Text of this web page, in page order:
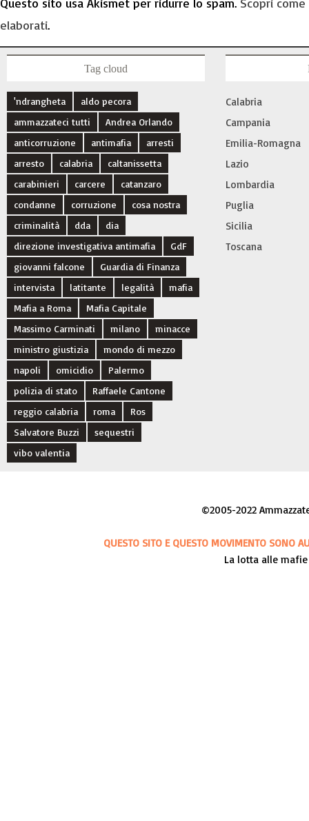
elaborati.
Tag cloud
'ndrangheta
aldo pecora
ammazzateci tutti
Andrea Orlando
anticorruzione
antimafia
arresti
arresto
calabria
caltanissetta
carabinieri
carcere
catanzaro
condanne
corruzione
cosa nostra
criminalità
dda
dia
direzione investigativa antimafia
GdF
giovanni falcone
Guardia di Finanza
intervista
latitante legalità
mafia
Mafia a Roma
Mafia Capitale
Massimo Carminati
milano
minacce
ministro giustizia
mondo di mezzo
napoli
omicidio
Palermo
polizia di stato
Raffaele Cantone
reggio calabria
roma
Ros
Salvatore Buzzi
sequestri
vibo valentia
Calabria
Campania
Emilia-Romagna
Lazio
Lombardia
Puglia
Sicilia
Toscana
©2005-2022
QUESTO SITO E QUESTO MOVIMENTO SONO
La lotta alle